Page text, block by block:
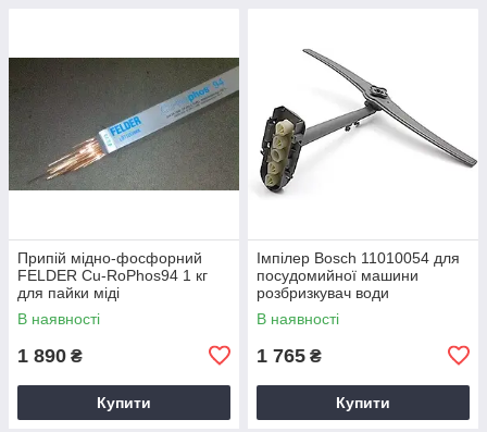
Припій мідно-фосфорний
FELDER Cu-RoPhos94 1 кг
для пайки міді
В наявності
1 890 ₴
Купити
Імпілер Bosch 11010054 для
посудомийної машини
розбризкувач води
В наявності
1 765 ₴
Купити